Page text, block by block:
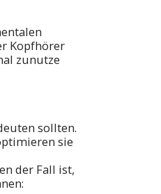
Kopfhörer
zunutze
sollten.
sie
der Fall ist,